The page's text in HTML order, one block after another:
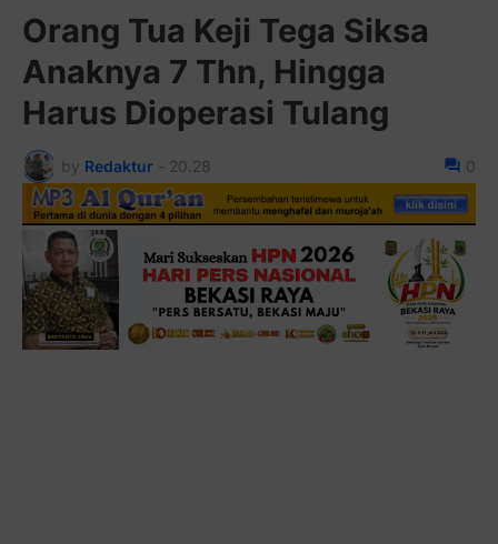
Orang Tua Keji Tega Siksa
Anaknya 7 Thn, Hingga
Harus Dioperasi Tulang
by Redaktur - 20.28 0